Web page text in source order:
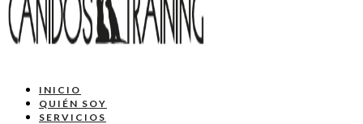
INICIO
QUIÉN SOY
SERVICIOS